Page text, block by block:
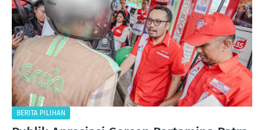
BERITA PILIHAN